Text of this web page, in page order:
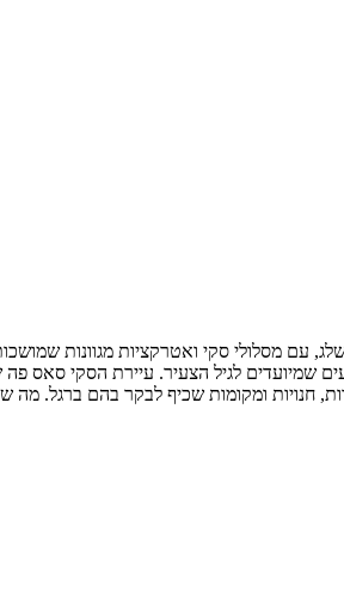
עם מסלולי סקי ואטרקציות מגוונות
שמיועדים לגיל הצעיר. עיירת הסקי סאס